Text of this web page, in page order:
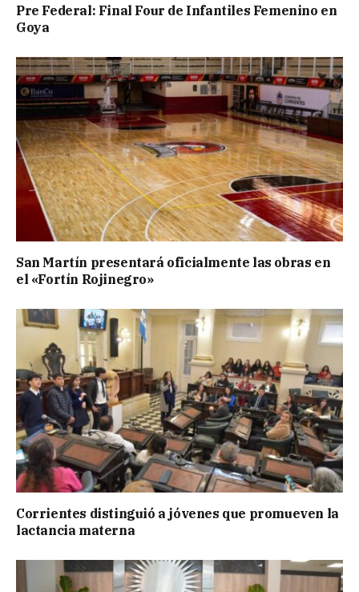
Pre Federal: Final Four de Infantiles Femenino en
Goya
San Martín presentará oficialmente las obras en
el «Fortín Rojinegro»
Corrientes distinguió a jóvenes que promueven la
lactancia materna